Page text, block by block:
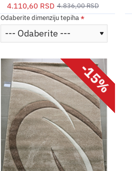
4.110,60 RSD 4.836,00 RSD
Odaberite dimenziju tepiha
-15%